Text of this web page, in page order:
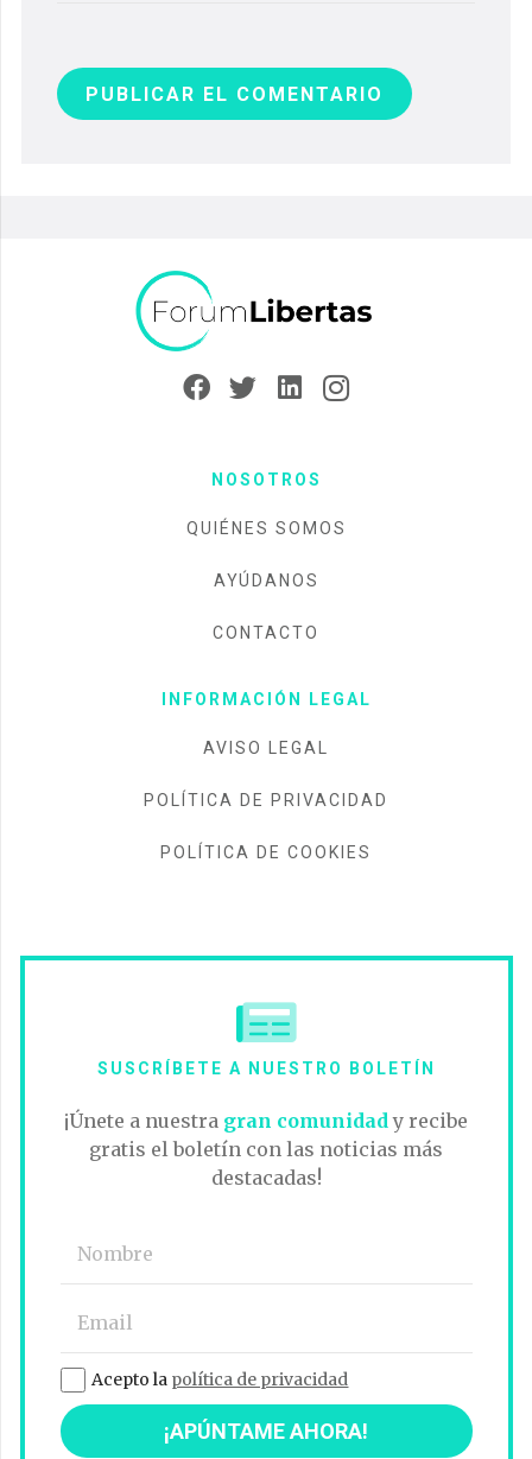
PUBLICAR EL COMENTARIO
NOSOTROS
QUIÉNES SOMOS
AYÚDANOS
CONTACTO
INFORMACIÓN LEGAL
AVISO LEGAL
POLÍTICA DE PRIVACIDAD
POLÍTICA DE COOKIES
SUSCRÍBETE A NUESTRO BOLETÍN
¡Únete a nuestra gran comunidad y recibe
gratis el boletín con las noticias más
destacadas!
Acepto la política de privacidad